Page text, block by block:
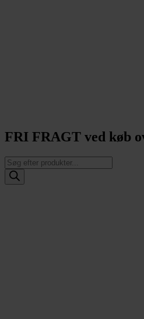
FRI FRAGT ved køb
Products
search